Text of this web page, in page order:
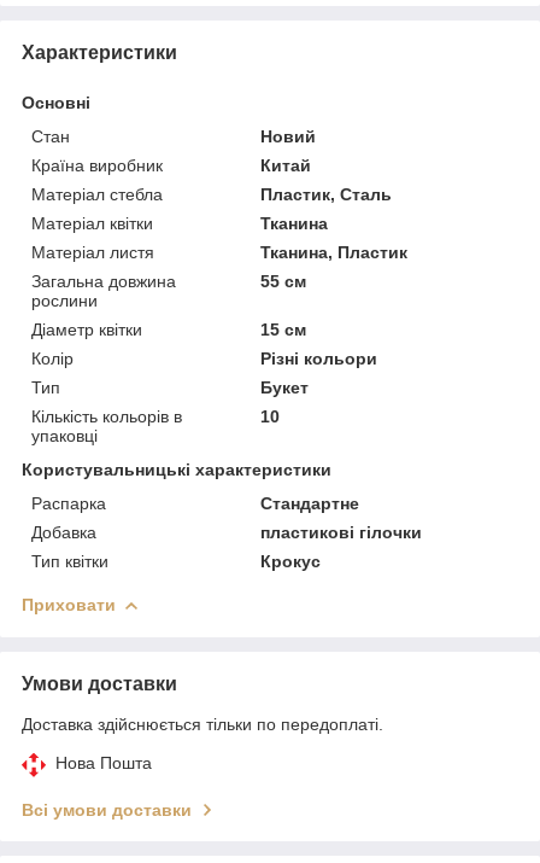
Характеристики
Основні
Стан
Новий
Країна виробник
Китай
Матеріал стебла
Пластик, Сталь
Матеріал квітки
Тканина
Матеріал листя
Тканина, Пластик
Загальна довжина
рослини
55 см
Діаметр квітки
15 см
Колір
Різні кольори
Тип
Букет
Кількість кольорів в
упаковці
10
Користувальницькі характеристики
Распарка
Стандартне
Добавка
пластикові гілочки
Тип квітки
Крокус
Приховати
Умови доставки
Доставка здійснюється тільки по передоплаті.
Нова Пошта
Всі умови доставки